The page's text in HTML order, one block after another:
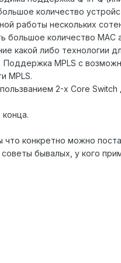
количество
работы нескольких
количество MAC
какой либо технологии
MPLS с
MPLS.
2-x Core
конкретно можно
бывалых, у кого